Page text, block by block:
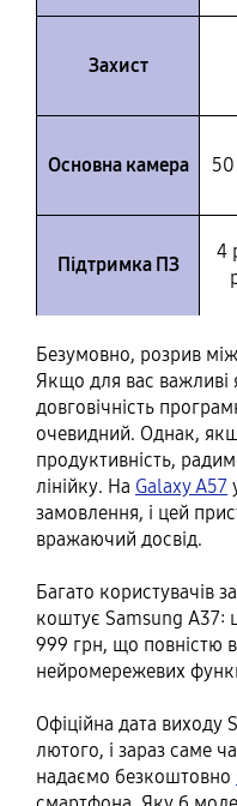
Захист
Основна камера
Підтримка ПЗ
4
Безумовно, розрив
Якщо для вас важливі
довговічність
очевидний. Однак,
продуктивність,
лінійку. На Galaxy A57
замовлення, і цей
вражаючий досвід.
Багато користувачів
коштує Samsung А37:
999 грн, що повністю
нейромережевих
Офіційна дата виходу
лютого, і зараз саме
надаємо безкоштовно